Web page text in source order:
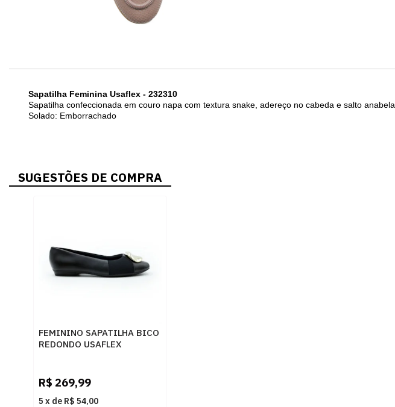
Sapatilha Feminina Usaflex - 232310
Sapatilha confeccionada em couro napa com textura snake, adereço no cabeda e salto anabela.
Solado: Emborrachado
SUGESTÕES DE COMPRA
FEMININO SAPATILHA BICO
REDONDO USAFLEX
R$ 269,99
5 x de R$ 54,00